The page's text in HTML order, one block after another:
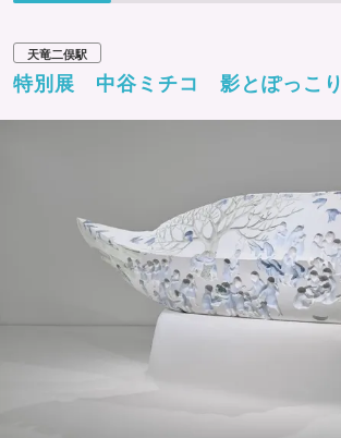
天竜二俣駅
特別展 中谷ミチコ 影とぽっこり